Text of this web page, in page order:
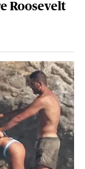
Roosevelt